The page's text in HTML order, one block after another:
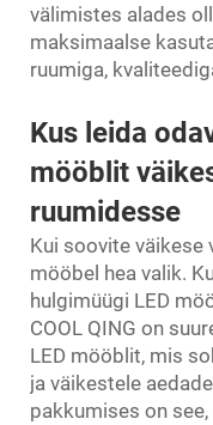
välimistes alades
maksimaalse
ruumiga,
Kus leida
mööblit
ruumidesse
Kui soovite väikese
mööbel hea valik.
hulgimüügi LED
COOL QING on
LED mööblit, mis
ja väikestele
pakkumises on